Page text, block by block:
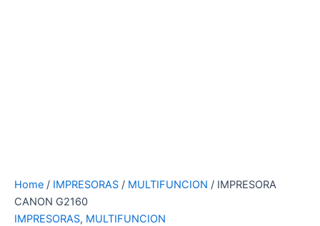
Home / IMPRESORAS / MULTIFUNCION / IMPRESORA
CANON G2160
IMPRESORAS, MULTIFUNCION